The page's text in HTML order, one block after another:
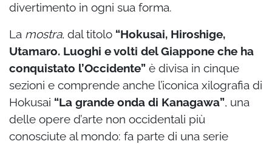
divertimento in ogni sua forma.
La mostra, dal titolo “Hokusai, Hiroshige,
Utamaro. Luoghi e volti del Giappone che ha
conquistato l’Occidente” è divisa in cinque
sezioni e comprende anche l’iconica xilografia di
Hokusai “La grande onda di Kanagawa”, una
delle opere d’arte non occidentali più
conosciute al mondo: fa parte di una serie